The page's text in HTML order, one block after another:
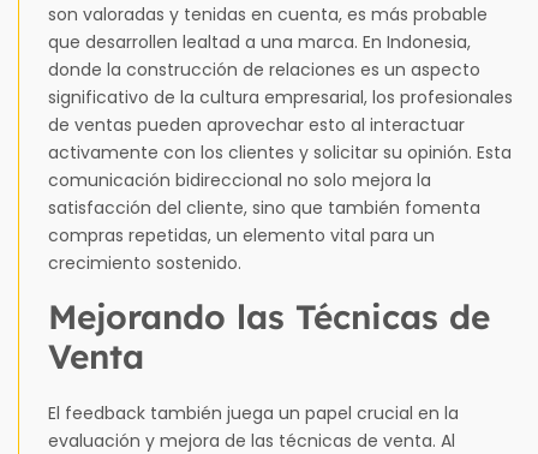
son valoradas y tenidas en cuenta, es más probable
que desarrollen lealtad a una marca. En Indonesia,
donde la construcción de relaciones es un aspecto
significativo de la cultura empresarial, los profesionales
de ventas pueden aprovechar esto al interactuar
activamente con los clientes y solicitar su opinión. Esta
comunicación bidireccional no solo mejora la
satisfacción del cliente, sino que también fomenta
compras repetidas, un elemento vital para un
crecimiento sostenido.
Mejorando las Técnicas de
Venta
El feedback también juega un papel crucial en la
evaluación y mejora de las técnicas de venta. Al